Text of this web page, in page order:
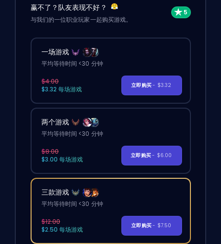
赢不了？队友表现不好？
与我们的一位职业玩家一起购买游戏。
一场游戏
平均等待时间 <30 分钟
$4.00
$3.32 每场游戏
立即购买- $3.32
两个游戏
平均等待时间 <30 分钟
$8.00
$3.00 每场游戏
立即购买- $6.00
三款游戏
平均等待时间 <30 分钟
$12.00
$2.50 每场游戏
立即购买- $7.50